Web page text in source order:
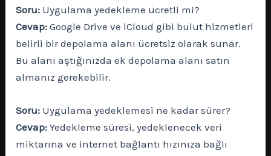
Soru: Uygulama yedekleme ücretli mi?
Cevap: Google Drive ve iCloud gibi bulut hizmetleri
belirli bir depolama alanı ücretsiz olarak sunar.
Bu alanı aştığınızda ek depolama alanı satın
almanız gerekebilir.
Soru: Uygulama yedeklemesi ne kadar sürer?
Cevap: Yedekleme süresi, yedeklenecek veri
miktarına ve internet bağlantı hızınıza bağlı